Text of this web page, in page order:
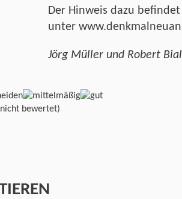
Der Hinweis dazu
unter
Jörg Müller und Robert
bewertet)